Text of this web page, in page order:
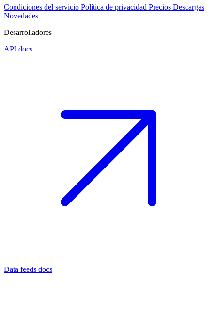
Condiciones del servicio Política de privacidad Precios Descargas
Novedades
Desarrolladores
API docs
Data feeds docs